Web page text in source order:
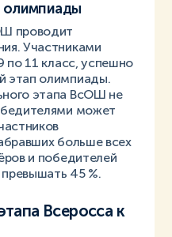
олимпиады
проводит
Участниками
по 11 класс, успешно
этап олимпиады.
этапа ВсОШ не
может
больше всех
и победителей
45 %.
Всеросса к